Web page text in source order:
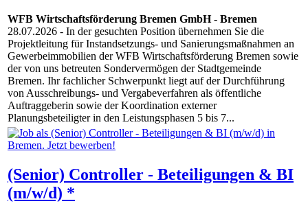
WFB Wirtschaftsförderung Bremen GmbH- Bremen
28.07.2026 - In der gesuchten Position übernehmen Sie die
Projektleitung für Instandsetzungs- und Sanierungsmaßnahmen an
Gewerbeimmobilien der WFB Wirtschaftsförderung Bremen sowie
der von uns betreuten Sondervermögen der Stadtgemeinde
Bremen. Ihr fachlicher Schwerpunkt liegt auf der Durchführung
von Ausschreibungs- und Vergabeverfahren als öffentliche
Auftraggeberin sowie der Koordination externer
Planungsbeteiligter in den Leistungsphasen 5 bis 7...
(Senior) Controller - Beteiligungen & BI
(m/w/d) *